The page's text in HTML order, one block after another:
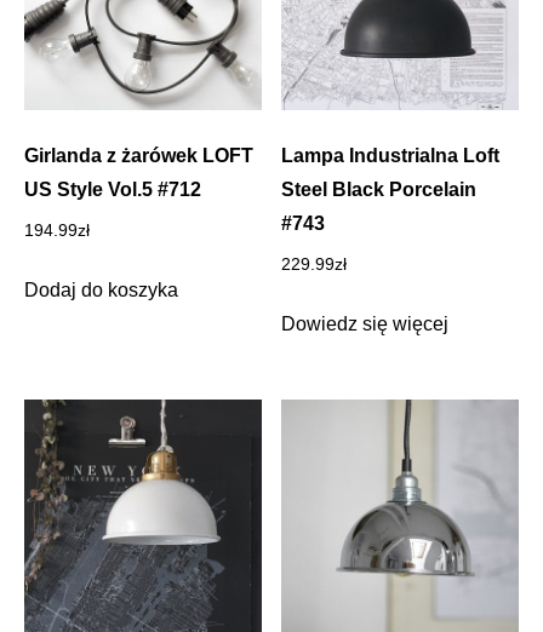
Girlanda z żarówek LOFT
US Style Vol.5 #712
194.99zł
Dodaj do koszyka
Lampa Industrialna Loft
Steel Black Porcelain
#743
229.99zł
Dowiedz się więcej